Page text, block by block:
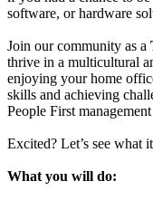
software, or hardware
Join our community as a
thrive in a multicultural
enjoying your home
skills and achieving
People First
Excited? Let’s see what
What you will do: